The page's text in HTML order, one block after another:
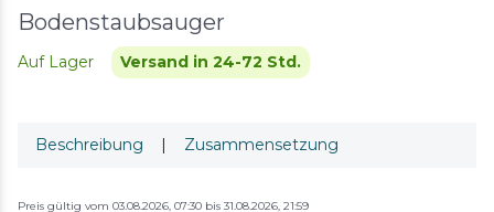
Bodenstaubsauger
Auf Lager Versand in 24-72 Std.
Beschreibung | Zusammensetzung
Preis gültig vom 03.08.2026, 07:30 bis 31.08.2026, 21:59